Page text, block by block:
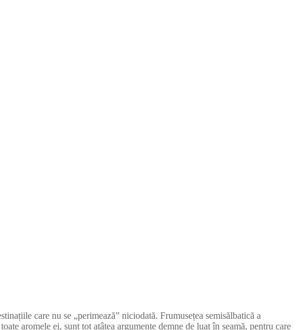
care nu se „perimează” niciodată. Frumusețea semisălbatică a
aromele ei, sunt tot atâtea argumente demne de luat în seamă, pentru care